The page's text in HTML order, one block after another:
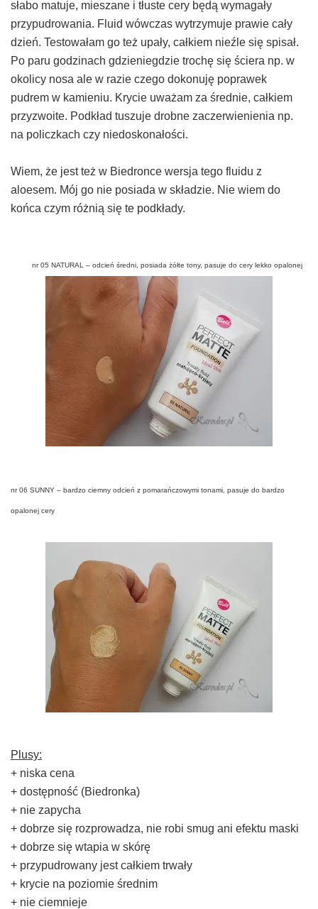
słabo matuje, mieszane i tłuste cery będą wymagały
przypudrowania. Fluid wówczas wytrzymuje prawie cały
dzień. Testowałam go też upały, całkiem nieźle się spisał.
Po paru godzinach gdzieniegdzie trochę się ściera np. w
okolicy nosa ale w razie czego dokonuję poprawek
pudrem w kamieniu. Krycie uważam za średnie, całkiem
przyzwoite. Podkład tuszuje drobne zaczerwienienia np.
na policzkach czy niedoskonałości.
Wiem, że jest też w Biedronce wersja tego fluidu z
aloesem. Mój go nie posiada w składzie. Nie wiem do
końca czym różnią się te podkłady.
nr 05 NATURAL – odcień średni, posiada żółte tony, pasuje do cery lekko opalonej
nr 06 SUNNY – bardzo ciemny odcień z pomarańczowymi tonami, pasuje do bardzo
opalonej cery
Plusy:
+ niska cena
+ dostępność (Biedronka)
+ nie zapycha
+ dobrze się rozprowadza, nie robi smug ani efektu maski
+ dobrze się wtapia w skórę
+ przypudrowany jest całkiem trwały
+ krycie na poziomie średnim
+ nie ciemnieje